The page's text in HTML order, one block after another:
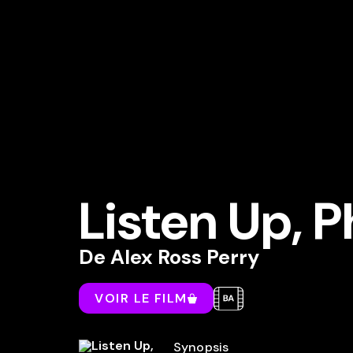
Listen Up,
De Alex Ross Perry
VOIR LE FILM
Synopsis